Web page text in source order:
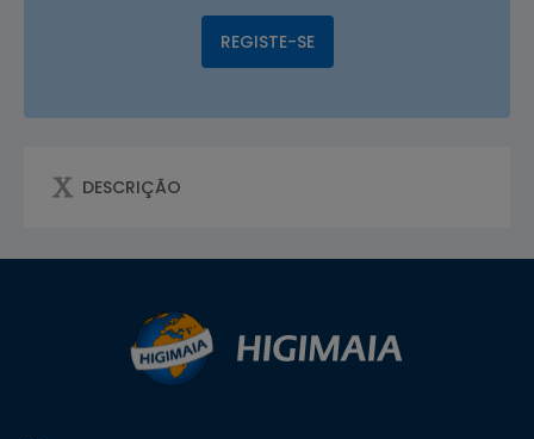
REGISTE-SE
DESCRIÇÃO